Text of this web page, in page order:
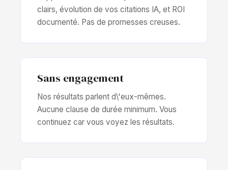
clairs, évolution de vos citations IA, et ROI
documenté. Pas de promesses creuses.
Sans engagement
Nos résultats parlent d\'eux-mêmes.
Aucune clause de durée minimum. Vous
continuez car vous voyez les résultats.